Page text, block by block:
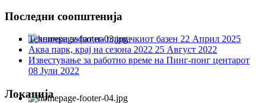
Последни соопштенија
Технички зафат на пливачкиот базен 22 Април 2025
Аква парк, крај на сезона 2022 25 Август 2022
Известување за работно време на Пинг-понг центарот
08 Јули 2022
Локација